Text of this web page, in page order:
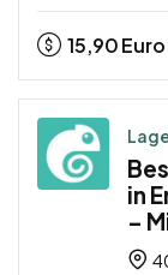
15,90Euro
in
–